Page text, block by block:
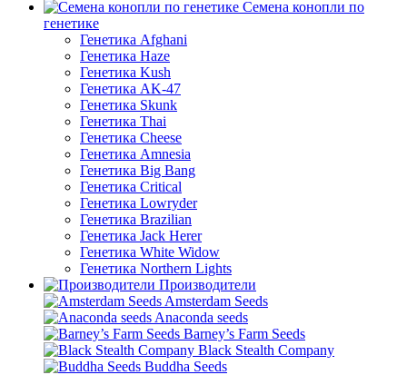
Семена конопли по
генетике
Генетика Afghani
Генетика Haze
Генетика Kush
Генетика AK-47
Генетика Skunk
Генетика Thai
Генетика Cheese
Генетика Amnesia
Генетика Big Bang
Генетика Critical
Генетика Lowryder
Генетика Brazilian
Генетика Jack Herer
Генетика White Widow
Генетика Northern Lights
Производители
Amsterdam Seeds
Anaconda seeds
Barney’s Farm Seeds
Black Stealth Company
Buddha Seeds